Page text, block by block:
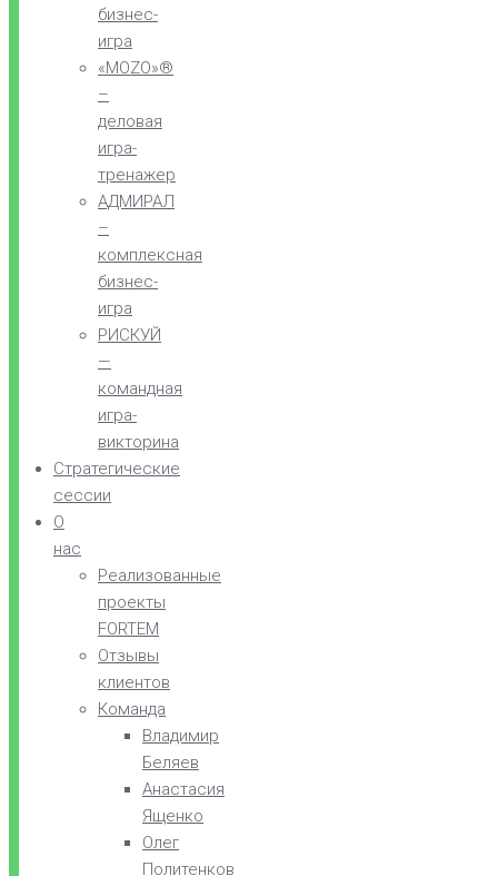
бизнес-
игра
«MOZO»®
–
деловая
игра-
тренажер
АДМИРАЛ
–
комплексная
бизнес-
игра
РИСКУЙ
—
командная
игра-
викторина
Стратегические
сессии
О
нас
Реализованные
проекты
FORTEM
Отзывы
клиентов
Команда
Владимир
Беляев
Анастасия
Ященко
Олег
Политенков